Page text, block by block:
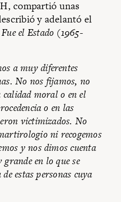
compartió unas
y adelantó el
Fue el Estado (1965-
a muy diferentes
No nos fijamos, no
moral o en el
o en las
victimizados. No
ni recogemos
y nos dimos cuenta
en lo que se
estas personas cuya